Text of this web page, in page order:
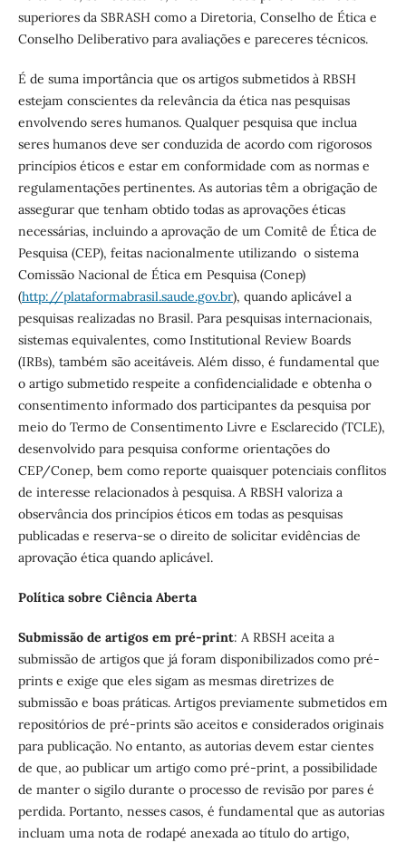
superiores da SBRASH como a Diretoria, Conselho de Ética e
Conselho Deliberativo para avaliações e pareceres técnicos.
É de suma importância que os artigos submetidos à RBSH
estejam conscientes da relevância da ética nas pesquisas
envolvendo seres humanos. Qualquer pesquisa que inclua
seres humanos deve ser conduzida de acordo com rigorosos
princípios éticos e estar em conformidade com as normas e
regulamentações pertinentes. As autorias têm a obrigação de
assegurar que tenham obtido todas as aprovações éticas
necessárias, incluindo a aprovação de um Comitê de Ética de
Pesquisa (CEP), feitas nacionalmente utilizando o sistema
Comissão Nacional de Ética em Pesquisa (Conep)
(http://plataformabrasil.saude.gov.br), quando aplicável a
pesquisas realizadas no Brasil. Para pesquisas internacionais,
sistemas equivalentes, como Institutional Review Boards
(IRBs), também são aceitáveis. Além disso, é fundamental que
o artigo submetido respeite a confidencialidade e obtenha o
consentimento informado dos participantes da pesquisa por
meio do Termo de Consentimento Livre e Esclarecido (TCLE),
desenvolvido para pesquisa conforme orientações do
CEP/Conep, bem como reporte quaisquer potenciais conflitos
de interesse relacionados à pesquisa. A RBSH valoriza a
observância dos princípios éticos em todas as pesquisas
publicadas e reserva-se o direito de solicitar evidências de
aprovação ética quando aplicável.
Política sobre Ciência Aberta
Submissão de artigos em pré-print: A RBSH aceita a
submissão de artigos que já foram disponibilizados como pré-
prints e exige que eles sigam as mesmas diretrizes de
submissão e boas práticas. Artigos previamente submetidos em
repositórios de pré-prints são aceitos e considerados originais
para publicação. No entanto, as autorias devem estar cientes
de que, ao publicar um artigo como pré-print, a possibilidade
de manter o sigilo durante o processo de revisão por pares é
perdida. Portanto, nesses casos, é fundamental que as autorias
incluam uma nota de rodapé anexada ao título do artigo,